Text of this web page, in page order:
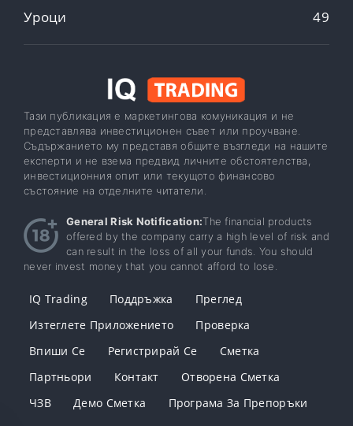
Уроци 49
Тази публикация е маркетингова комуникация и не
представлява инвестиционен съвет или проучване.
Съдържанието му представя общите възгледи на нашите
експерти и не взема предвид личните обстоятелства,
инвестиционния опит или текущото финансово
състояние на отделните читатели.
General Risk Notification:The financial products
offered by the company carry a high level of risk and
can result in the loss of all your funds. You should
never invest money that you cannot afford to lose.
IQ Trading Поддръжка
Преглед
Изтеглете Приложението
Проверка
Впиши Се
Регистрирай Се
Сметка
Партньори
Контакт
Отворена Сметка
ЧЗВ
Демо Сметка Програма За Препоръки